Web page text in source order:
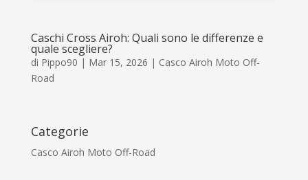
Caschi Cross Airoh: Quali sono le differenze e
quale scegliere?
di Pippo90 | Mar 15, 2026 | Casco Airoh Moto Off-
Road
Categorie
Casco Airoh Moto Off-Road